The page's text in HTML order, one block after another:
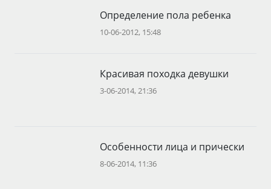
Определение пола ребенка
10-06-2012, 15:48
Красивая походка девушки
3-06-2014, 21:36
Особенности лица и прически
8-06-2014, 11:36